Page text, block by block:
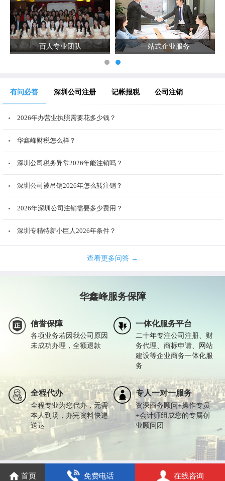
百人专业团队 一站式企业服务
有问必答 深圳公司注册 记帐报税 公司注销
2026年办营业执照需要花多少钱？
华鑫峰财税怎么样？
深圳公司税务异常2026年能注销吗？
深圳公司被吊销2026年怎么转注销？
2026年深圳公司注销需要多少费用？
深圳专精特新小巨人2026年条件？
查看更多问答 →
华鑫峰服务保障
信誉保障
各项业务若因我公司原因
未成功办理，全额退款
一体化服务平台
二十年专注公司注册、财
务代理、商标申请、网站
建设等企业商务一体化服
务
全程代办
全程专业为您代办，无需
本人到场，办完资料快递
送达
专人一对一服务
资深商务顾问+操作专员
+会计师组成您的专属创
业顾问团
首页 免费电话 在线咨询